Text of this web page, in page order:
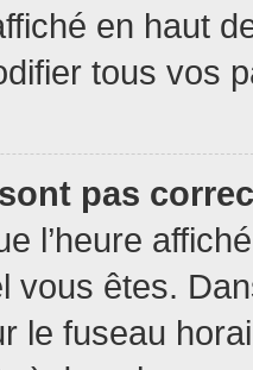
en haut
tous vos
pas
l’heure
vous êtes.
le fuseau